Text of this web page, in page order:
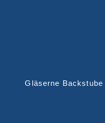
Gläserne Backstube